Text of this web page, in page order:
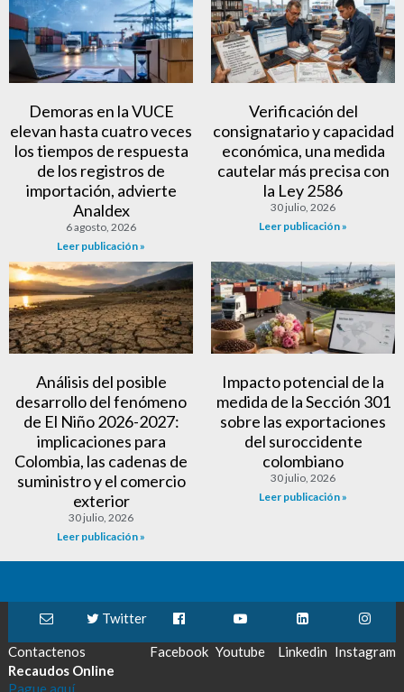
Demoras en la VUCE
elevan hasta cuatro veces
los tiempos de respuesta
de los registros de
importación, advierte
Analdex
6 agosto, 2026
Leer publicación »
Verificación del
consignatario y capacidad
económica, una medida
cautelar más precisa con
la Ley 2586
30 julio, 2026
Leer publicación »
Análisis del posible
desarrollo del fenómeno
de El Niño 2026-2027:
implicaciones para
Colombia, las cadenas de
suministro y el comercio
exterior
30 julio, 2026
Leer publicación »
Impacto potencial de la
medida de la Sección 301
sobre las exportaciones
del suroccidente
colombiano
30 julio, 2026
Leer publicación »
Contactenos
Twitter
Facebook Youtube Linkedin Instagram
Recaudos Online
Pague aquí